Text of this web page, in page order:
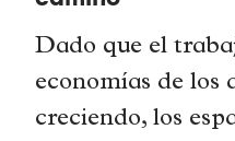
Dado que el
economías de los
creciendo, los